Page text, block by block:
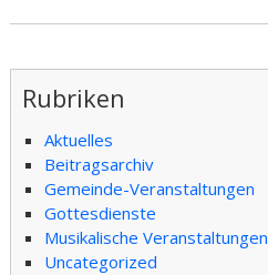
Rubriken
Aktuelles
Beitragsarchiv
Gemeinde-Veranstaltungen
Gottesdienste
Musikalische Veranstaltungen
Uncategorized